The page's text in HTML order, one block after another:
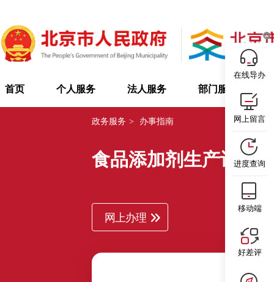
首页 个人服务 法人服务 部门服务
政务服务 > 办事指南
食品添加剂生产许可
网上办理
在线导办
网上留言
进度查询
移动端
好差评